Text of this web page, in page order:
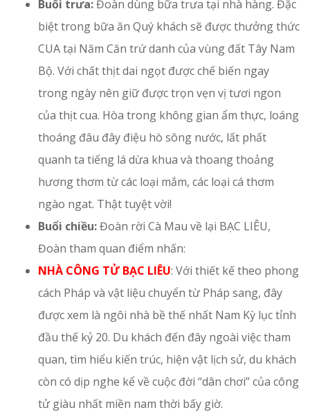
Buổi trưa:Đoàn dùng bữa trưa tại nhà hàng. Đặc
biệt trong bữa ăn Quý khách sẽ được thưởng thức
CUA tại Năm Căn trứ danh của vùng đất Tây Nam
Bộ. Với chất thịt dai ngọt được chế biến ngay
trong ngày nên giữ được trọn vẹn vị tươi ngon
của thịt cua. Hòa trong không gian ẩm thực, loáng
thoáng đâu đây điệu hò sông nước, lất phất
quanh ta tiếng lá dừa khua và thoang thoảng
hương thơm từ các loại mắm, các loại cá thơm
ngào ngat. Thật tuyệt vời!
Buổi chiều:Đoàn rời Cà Mau về lại BẠC LIÊU,
Đoàn tham quan điểm nhấn:
NHÀ CÔNG TỬ BẠC LIÊU: Với thiết kế theo phong
cách Pháp và vật liệu chuyển từ Pháp sang, đây
được xem là ngôi nhà bề thế nhất Nam Kỳ lục tỉnh
đầu thế kỷ 20. Du khách đến đây ngoài việc tham
quan, tìm hiểu kiến trúc, hiện vật lịch sử, du khách
còn có dịp nghe kể về cuộc đời “dân chơi” của công
tử giàu nhất miền nam thời bấy giờ.